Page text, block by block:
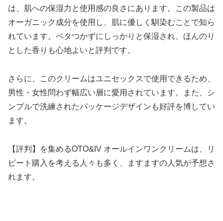
は、肌への保湿力と使用感の良さにあります。この製品は
オーガニック成分を使用し、肌に優しく馴染むことで知ら
れています。ベタつかずにしっかりと保湿され、ほんのり
とした香りも心地よいと評判です。
さらに、このクリームはユニセックスで使用できるため、
男性・女性問わず幅広い層に愛用されています。また、シ
ンプルで洗練されたパッケージデザインも好評を博してい
ます。
【評判】を集めるOTO&IV オールインワンクリームは、リ
ピート購入を考える人々も多く、ますますの人気が予想さ
れます。